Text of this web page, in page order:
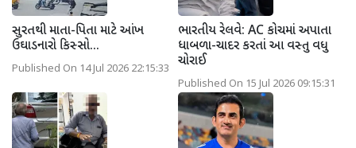
સુરતથી માતા-પિતા માટે આંખ
ઉઘાડનારો કિસ્સો...
Published On 14 Jul 2026 22:15:33
ભારતીય રેલવે: AC કોચમાં અપાતા
ધાબળા-ચાદર કરતાં આ વસ્તુ વધુ
ચોરાઈ
Published On 15 Jul 2026 09:15:31